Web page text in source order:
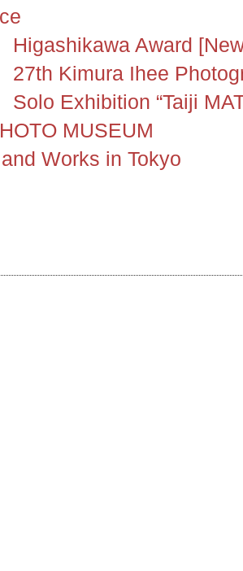
Award
Kimura Ihee
Exhibition “Taiji
MUSEUM
Works in Tokyo